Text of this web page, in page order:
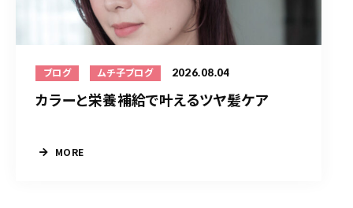
ブログ ムチ子ブログ 2026.08.04
カラーと栄養補給で叶えるツヤ髪ケア
MORE